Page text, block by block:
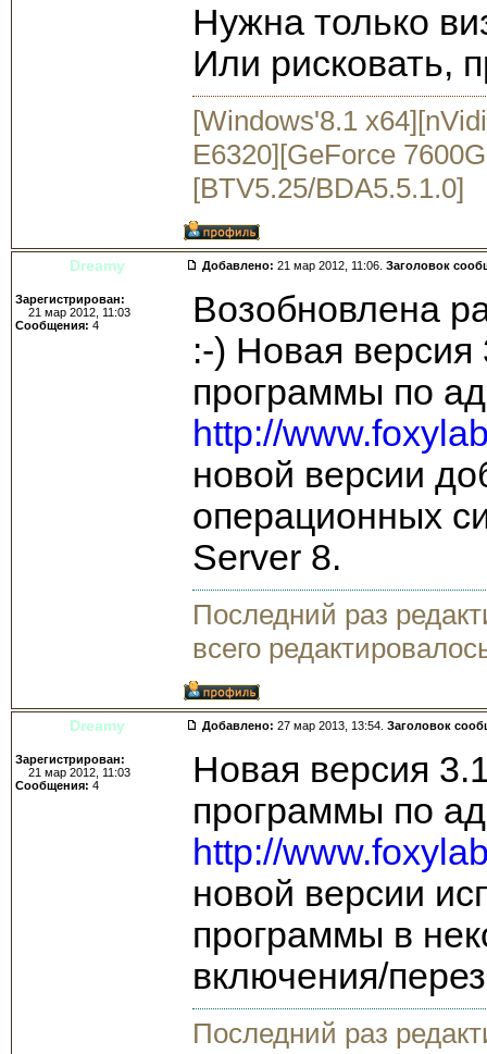
Нужна только
Или рисковать,
[Windows'8.1
E6320][GeForce
[BTV5.25/BDA5.5.1.0]
Dreamy Добавлено: 21 мар 2012, 11:06. Заголовок
Зарегистрирован:
21 мар 2012, 11:03
Сообщения: 4
Возобновлена
:-) Новая версия
программы по
http://
новой версии
операционных
Server 8.
Последний раз
всего
Dreamy Добавлено: 27 мар 2013, 13:54. Заголовок
Зарегистрирован:
21 мар 2012, 11:03
Сообщения: 4
Новая версия
программы по
http://
новой версии
программы в
включения/
Последний раз